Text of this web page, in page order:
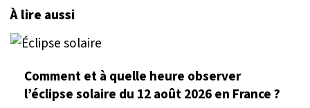
À lire aussi
Comment et à quelle heure observer
l’éclipse solaire du 12 août 2026 en France ?